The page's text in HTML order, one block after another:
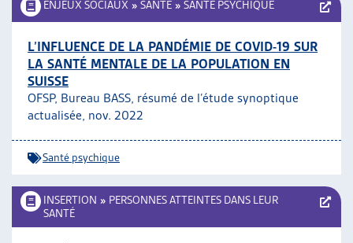
ENJEUX SOCIAUX » SANTÉ » SANTÉ PSYCHIQUE
L’INFLUENCE DE LA PANDÉMIE DE COVID-19 SUR
LA SANTÉ MENTALE DE LA POPULATION EN
SUISSE
OFSP, Bureau BASS, résumé de l’étude synoptique
actualisée, nov. 2022
Santé psychique
INSERTION » PERSONNES ATTEINTES DANS LEUR
SANTÉ